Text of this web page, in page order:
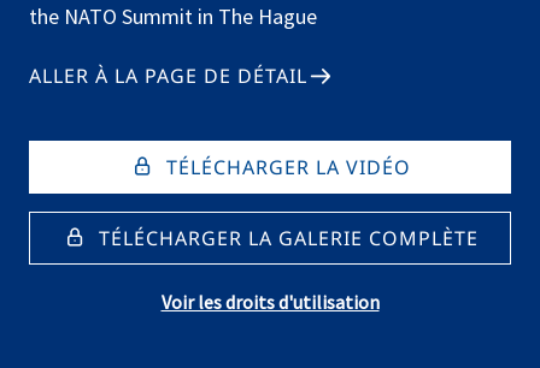
the NATO Summit in The Hague
ALLER À LA PAGE DE DÉTAIL
TÉLÉCHARGER LA VIDÉO
TÉLÉCHARGER LA GALERIE COMPLÈTE
Voir les droits d'utilisation